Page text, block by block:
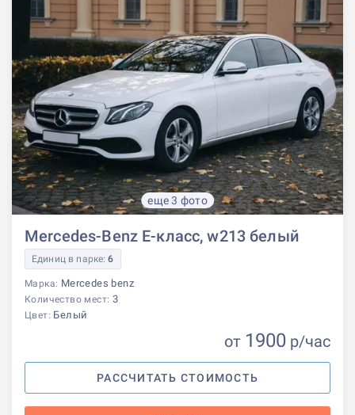
еще 3 фото
Mercedes-Benz E-класс, w213 белый
Единиц в парке:6
Марка: Mercedes benz
Количество мест: 3
Цвет: Белый
от 1900 р/час
РАССЧИТАТЬ СТОИМОСТЬ